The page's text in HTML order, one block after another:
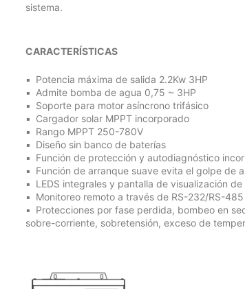
sistema.
CARACTERÍSTICAS
Potencia máxima de salida 2.2Kw 3HP
Admite bomba de agua 0,75 ~ 3HP
Soporte para motor asíncrono trifásico
Cargador solar MPPT incorporado
Rango MPPT 250-780V
Diseño sin banco de baterías
Función de protección y autodiagnóstico
Función de arranque suave evita el golpe de
LEDS integrales y pantalla de visualización
Monitoreo remoto a través de RS-232/RS-485
Protecciones por fase perdida, bombeo en
sobre-corriente, sobretensión, exceso de